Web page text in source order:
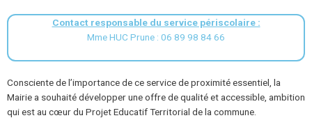
Contact responsable du service périscolaire :
Mme HUC Prune : 06 89 98 84 66
Consciente de l’importance de ce service de proximité essentiel, la
Mairie a souhaité développer une offre de qualité et accessible, ambition
qui est au cœur du Projet Educatif Territorial de la commune.